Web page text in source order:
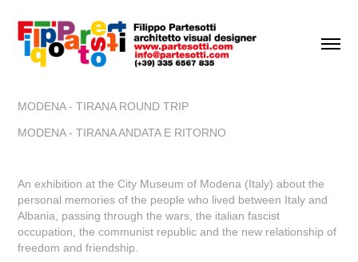
MODENA - TIRANA ROUND TRIP
MODENA - TIRANA ANDATA E RITORNO
An exhibition at the City Museum of Modena (Italy) about the
personal memories of the people who lived between Italy and
Albania, passing through the wars, the italian fascist
occupation, the communist republic and the new relationship of
freedom and friendship.